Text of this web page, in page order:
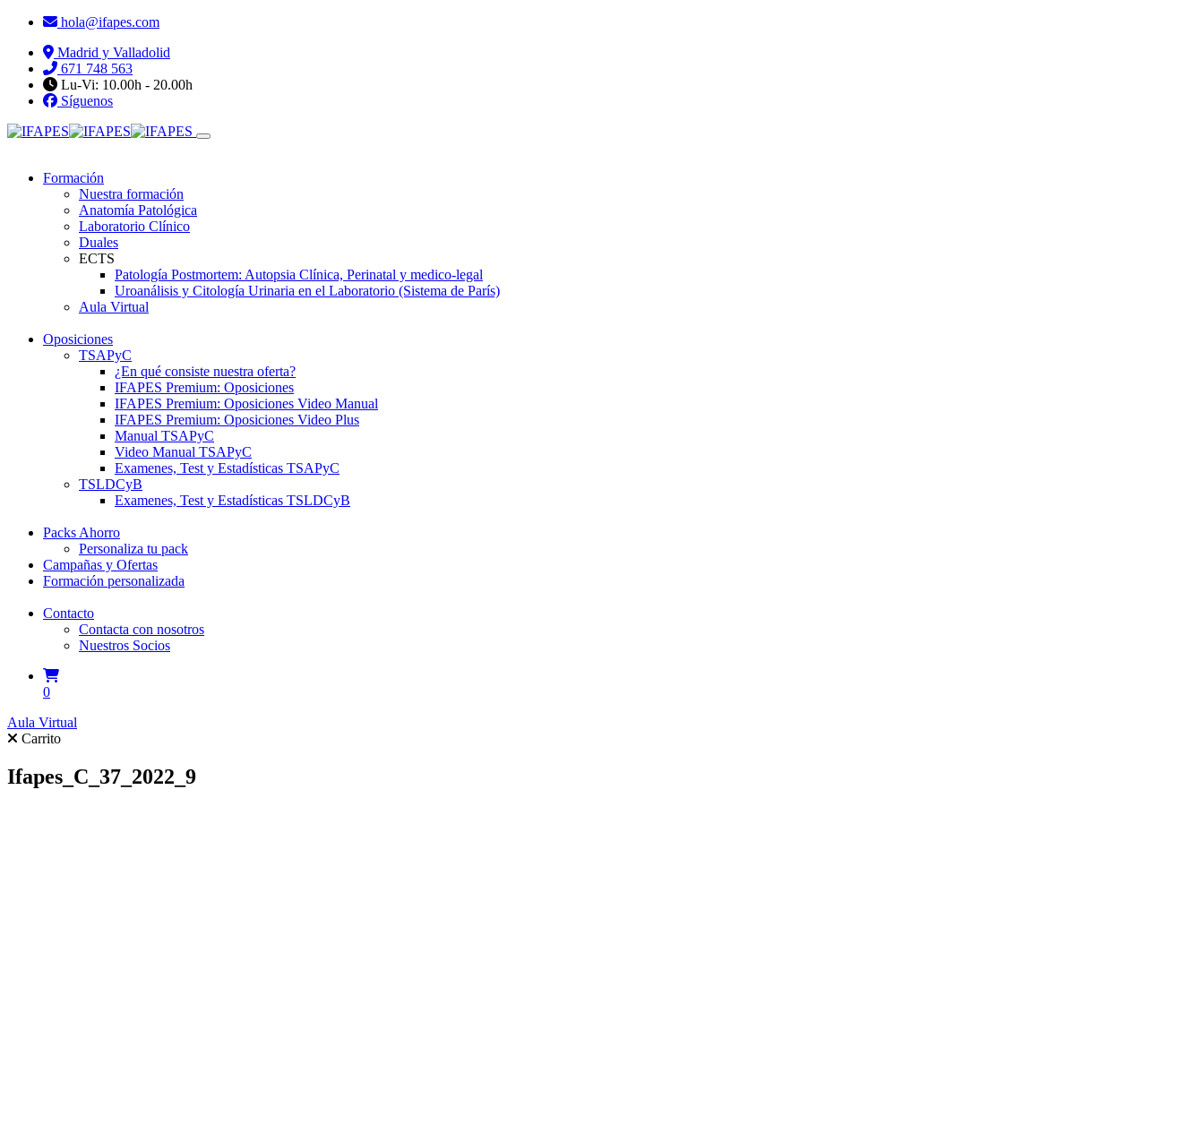
hola@ifapes.com
Madrid y Valladolid
671 748 563
Lu-Vi: 10.00h - 20.00h
Síguenos
Formación
Nuestra formación
Anatomía Patológica
Laboratorio Clínico
Duales
ECTS
Patología Postmortem: Autopsia Clínica, Perinatal y medico-legal
Uroanálisis y Citología Urinaria en el Laboratorio (Sistema de París)
Aula Virtual
Oposiciones
TSAPyC
¿En qué consiste nuestra oferta?
IFAPES Premium: Oposiciones
IFAPES Premium: Oposiciones Video Manual
IFAPES Premium: Oposiciones Video Plus
Manual TSAPyC
Video Manual TSAPyC
Examenes, Test y Estadísticas TSAPyC
TSLDCyB
Examenes, Test y Estadísticas TSLDCyB
Packs Ahorro
Personaliza tu pack
Campañas y Ofertas
Formación personalizada
Contacto
Contacta con nosotros
Nuestros Socios
0
Aula Virtual
Carrito
Ifapes_C_37_2022_9